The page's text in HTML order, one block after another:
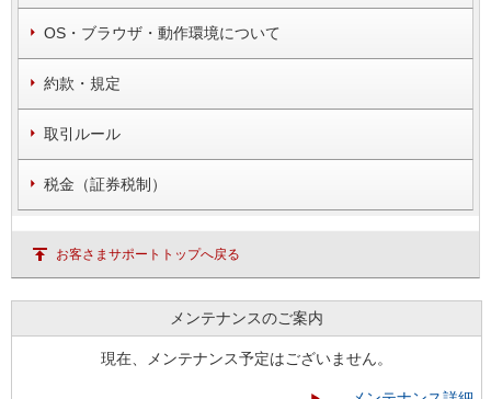
OS・ブラウザ・動作環境について
約款・規定
取引ルール
税金（証券税制）
お客さまサポートトップへ戻る
メンテナンスのご案内
現在、メンテナンス予定はございません。